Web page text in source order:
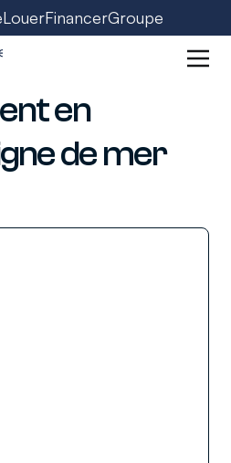
LouerFinancerGroupe
en
de mer